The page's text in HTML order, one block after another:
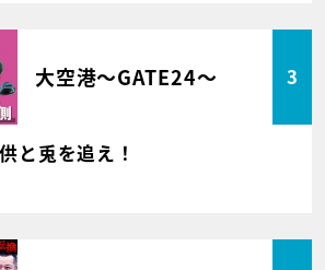
大空港～GATE24～ 3
と兎を追え！